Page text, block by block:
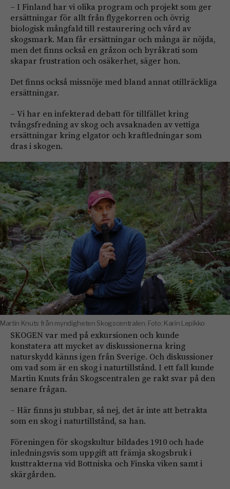
– I Finland har vi olika program och projekt som ger
ersättningar för allt från flygekorren och övrig
biologisk mångfald till restaurering och vård av
skogsmark. Man får ersättningar och många är nöjda,
men det finns också en gråzon och byråkrati som
skapar frustration och osäkerhet, säger hon.
Det finns också missnöje med bland annat otillräckliga
ersättningar.
– Vi har en infekterad debatt för tillfället kring
tvångsfredning av skog och avsaknaden av vettiga
ersättningar kring elgator och kraftledningar som
dras i skogen.
Martin Knuts från myndigheten Skogscentralen. Foto: Karin Lepikko
SKOGEN var med på exkursionen och kunde
konstatera att mycket av diskussionerna kring
naturskydd känns igen från Sverige. Och diskussioner
om vad som är en skog i naturtillstånd. I ett fall kunde
Martin Knuts från Skogscentralen ge rakt svar på den
senare frågan.
– Här finns ju stubbar, så nej, det är inte att betrakta
som en skog i naturtillstånd, sa han.
Föreningen för skogskultur bildades 1910 och hade
inledningsvis som uppgift att främja skogsbruk i
kusttrakterna vid Bottniska och Finska viken samt i
skärgården.